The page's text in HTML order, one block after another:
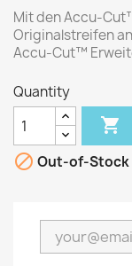
Mit den Accu-
Originalstreifen
Accu-Cut™
Quantity

 Out-of-Stock